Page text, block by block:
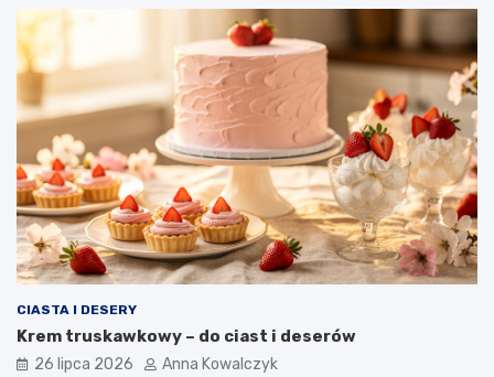
CIASTA I DESERY
Krem truskawkowy – do ciast i deserów
26 lipca 2026 Anna Kowalczyk